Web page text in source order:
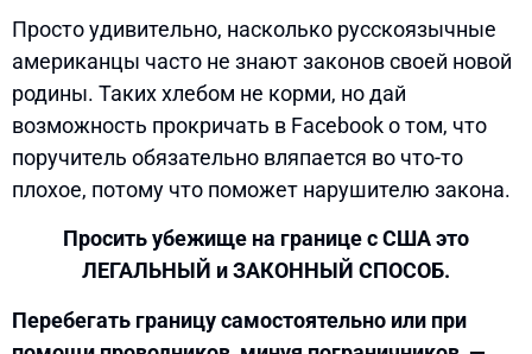
Просто удивительно, насколько русскоязычные
американцы часто не знают законов своей новой
родины. Таких хлебом не корми, но дай
возможность прокричать в Facebook о том, что
поручитель обязательно вляпается во что-то
плохое, потому что поможет нарушителю закона.
Просить убежище на границе с США это
ЛЕГАЛЬНЫЙ и ЗАКОННЫЙ СПОСОБ.
Перебегать границу самостоятельно или при